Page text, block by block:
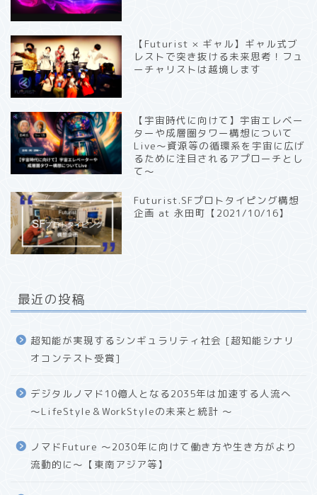
【Futurist × ギャル】ギャル式ブ
レストで突き抜ける未来思考！フュ
ーチャリストは越境します
【宇宙時代に向けて】宇宙エレベー
ターや成層圏タワー構想について
Live〜資源等の循環系を宇宙に広げ
るために注目されるアプローチとし
て〜
Futurist.SFプロトタイピング構想
企画 at 永田町【2021/10/16】
最近の投稿
超知能が実現するシンギュラリティ社会 [超知能シナリ
オコンテスト受賞]
デジタルノマド10億人となる2035年は加速する人流へ
〜LifeStyle＆WorkStyleの未来と統計 〜
ノマドFuture 〜2030年に向けて働き方や生き方がより
流動的に〜【東南アジア等】